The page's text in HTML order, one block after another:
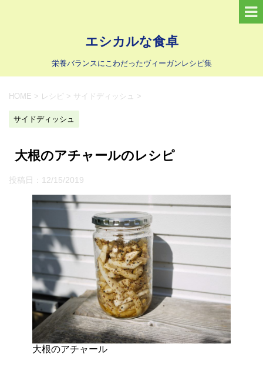
エシカルな食卓
栄養バランスにこわだったヴィーガンレシピ集
HOME > レシピ > サイドディッシュ >
サイドディッシュ
大根のアチャールのレシピ
投稿日： 12/15/2019
大根のアチャール